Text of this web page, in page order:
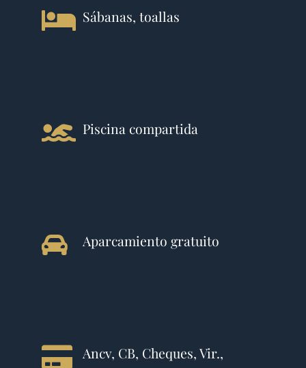
Sábanas, toallas
Piscina compartida
Aparcamiento gratuito
Ancv, CB, Cheques, Vir.,